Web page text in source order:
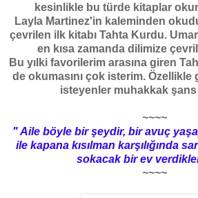
kesinlikle bu türde kitaplar
Layla Martinez'in kaleminden
çevrilen ilk kitabı Tahta Kurdu.
en kısa zamanda dilimize
Bu yılki favorilerim arasına giren
de okumasını çok isterim. Özellikle
isteyenler muhakkak
~~~~
" Aile böyle bir şeydir, bir avuç
ile kapana kısılman karşılığında
sokacak bir ev
~~~~